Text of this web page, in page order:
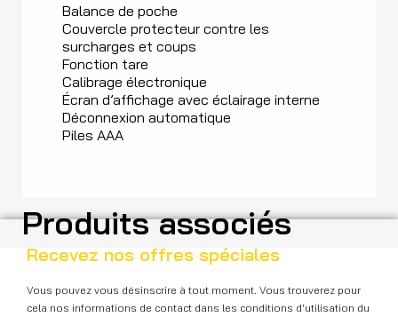
Balance de poche
Couvercle protecteur contre les
surcharges et coups
Fonction tare
Calibrage électronique
Écran d’affichage avec éclairage interne
Déconnexion automatique
Piles AAA
Produits associés
Recevez nos offres spéciales
Vous pouvez vous désinscrire à tout moment. Vous trouverez pour
cela nos informations de contact dans les conditions d'utilisation du